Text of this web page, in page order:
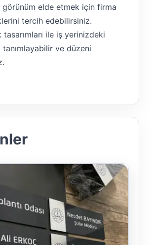
elde etmek için firma
tercih edebilirsiniz.
tasarımları ile iş yerinizdeki
ve düzeni